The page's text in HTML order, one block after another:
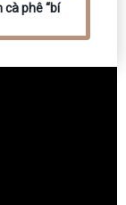
cà phê “bí